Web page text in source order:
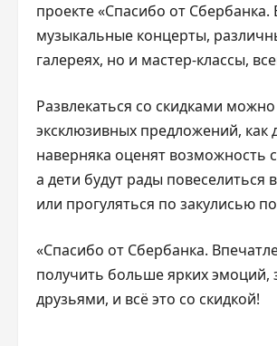
проекте «Спасибо от
музыкальные концерты,
галереях, но и мастер-классы,
Развлекаться со скидками
эксклюзивных предложений, как
наверняка оценят возможность
а дети будут рады
или прогуляться по закулисью
«Спасибо от Сбербанка.
получить больше ярких
друзьями, и всё это со скидкой!